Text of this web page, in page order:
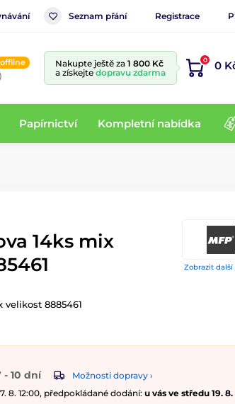
Seznam přání Registrace
offline Nakupte ještě za 1 800 Kč
a získejte dopravu zdarma
0 0
Papírnictví Kompletní nabídka
Zobrazit další
14ks mix
velikost 8885461
- 10 dní
Možnosti dopravy ›
8. 12:00, předpokládané dodání: u vás ve středu 19. 8.